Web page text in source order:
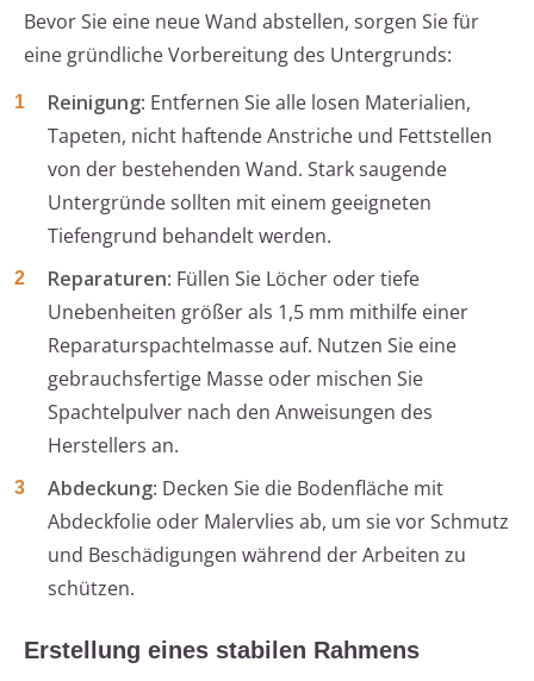
Bevor Sie eine neue Wand abstellen, sorgen Sie für
eine gründliche Vorbereitung des Untergrunds:
Reinigung: Entfernen Sie alle losen Materialien,
Tapeten, nicht haftende Anstriche und Fettstellen
von der bestehenden Wand. Stark saugende
Untergründe sollten mit einem geeigneten
Tiefengrund behandelt werden.
Reparaturen: Füllen Sie Löcher oder tiefe
Unebenheiten größer als 1,5 mm mithilfe einer
Reparaturspachtelmasse auf. Nutzen Sie eine
gebrauchsfertige Masse oder mischen Sie
Spachtelpulver nach den Anweisungen des
Herstellers an.
Abdeckung: Decken Sie die Bodenfläche mit
Abdeckfolie oder Malervlies ab, um sie vor Schmutz
und Beschädigungen während der Arbeiten zu
schützen.
Erstellung eines stabilen Rahmens